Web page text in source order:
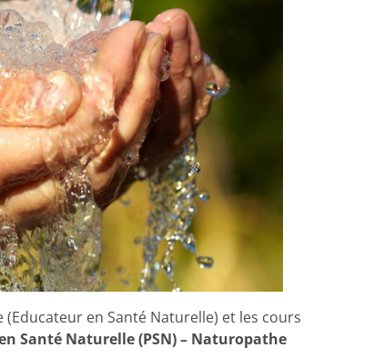
en Santé Naturelle) et les cours
Santé Naturelle(PSN)– Naturopathe